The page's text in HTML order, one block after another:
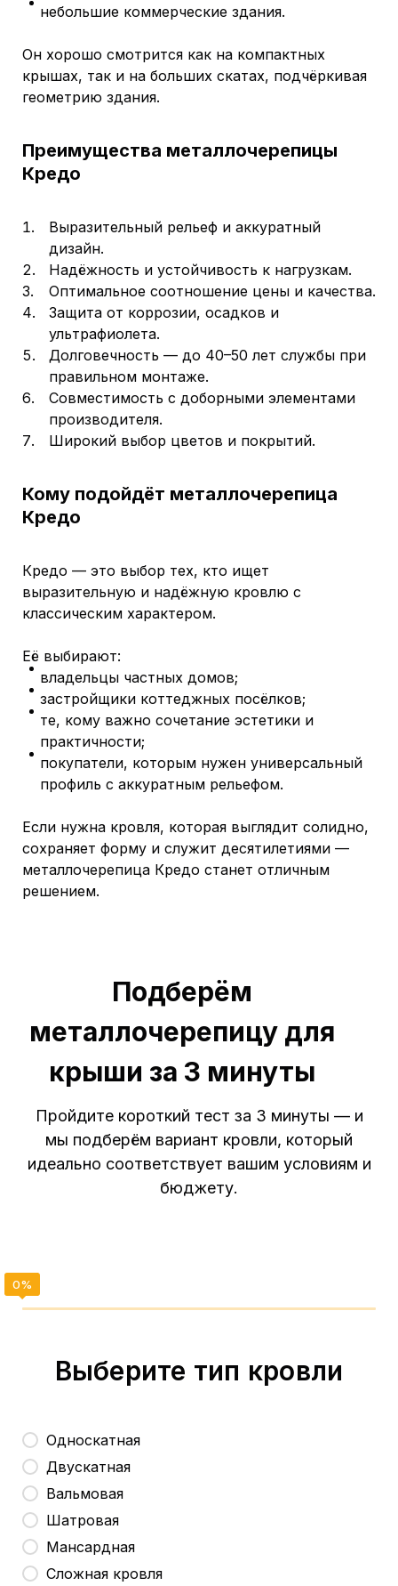
небольшие коммерческие здания.
Он хорошо смотрится как на компактных
крышах, так и на больших скатах, подчёркивая
геометрию здания.
Преимущества металлочерепицы
Кредо
Выразительный рельеф и аккуратный
дизайн.
Надёжность и устойчивость к нагрузкам.
Оптимальное соотношение цены и качества.
Защита от коррозии, осадков и
ультрафиолета.
Долговечность — до 40–50 лет службы при
правильном монтаже.
Совместимость с доборными элементами
производителя.
Широкий выбор цветов и покрытий.
Кому подойдёт металлочерепица
Кредо
Кредо — это выбор тех, кто ищет
выразительную и надёжную кровлю с
классическим характером.
Её выбирают:
владельцы частных домов;
застройщики коттеджных посёлков;
те, кому важно сочетание эстетики и
практичности;
покупатели, которым нужен универсальный
профиль с аккуратным рельефом.
Если нужна кровля, которая выглядит солидно,
сохраняет форму и служит десятилетиями —
металлочерепица Кредо станет отличным
решением.
Пройдите короткий тест за 3 минуты — и
мы подберём вариант кровли, который
идеально соответствует вашим условиям и
бюджету.
Подберём
металлочерепицу для
крыши за 3 минуты
Выберите тип кровли
Односкатная
Двускатная
Вальмовая
Шатровая
Мансардная
Сложная кровля